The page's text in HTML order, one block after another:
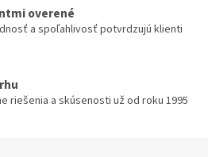
overené
a spoľahlivosť potvrdzujú klienti
riešenia a skúsenosti už od roku 1995